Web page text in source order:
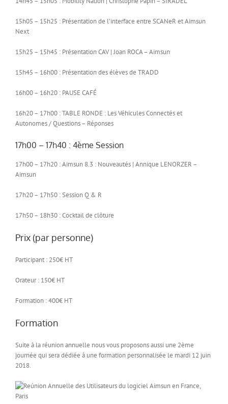
15h05 – 15h25 : Présentation de l’interface entre SCANeR et Aimsun
Next
15h25 – 15h45 : Présentation CAV | Joan ROCA – Aimsun
15h45 – 16h00 : Présentation des élèves de TRADD
16h00 – 16h20 : PAUSE CAFÉ
16h20 – 17h00 : TABLE RONDE : Les Véhicules Connectés et
Autonomes / Questions – Réponses
17h00 – 17h40 : 4ème Session
17h00 – 17h20 : Aimsun 8.3 : Nouveautés | Annique LENORZER –
Aimsun
17h20 – 17h50 : Session Q & R
17h50 – 18h30 : Cocktail de clôture
Prix (par personne)
Participant : 250€ HT
Orateur : 150€ HT
Formation : 400€ HT
Formation
Suite à la réunion annuelle nous vous proposons aussi une 2ème
journée qui sera dédiée à une formation personnalisée le mardi 12 juin
2018.